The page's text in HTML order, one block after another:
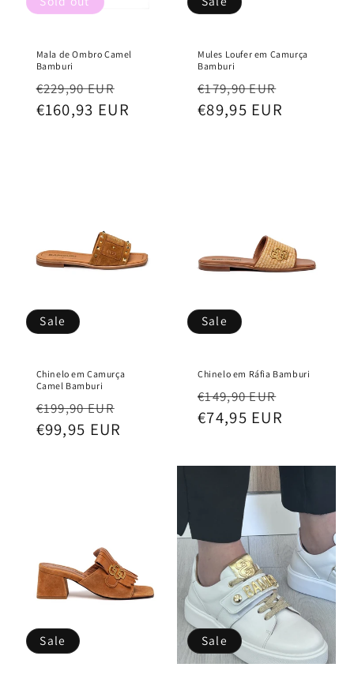
Mala de Ombro Camel
Bamburi
Regular
price
€229,90 EUR
price
€160,93 EUR
Mules Loufer em Camurça
Bamburi
Regular
price
€179,90 EUR
€89,95 EUR
Sale
Chinelo em Camurça
Camel Bamburi
Regular
price
€199,90 EUR
€99,95 EUR
Sale
Chinelo em Ráfia Bamburi
Regular
price
€149,90 EUR
€74,95 EUR
Sale Sale